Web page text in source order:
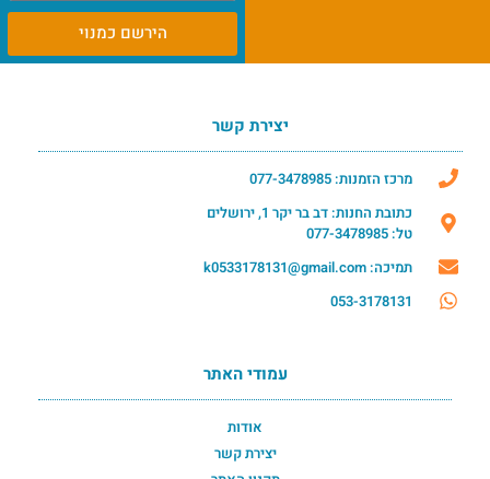
הירשם כמנוי
יצירת קשר
מרכז הזמנות: 077-3478985
כתובת החנות: דב בר יקר 1, ירושלים
טל: 077-3478985
תמיכה: k0533178131@gmail.com
053-3178131
עמודי האתר
אודות
יצירת קשר